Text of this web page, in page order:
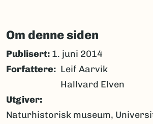
Om denne siden
Publisert: 1. juni 2014
Forfattere
Leif Aarvik
Hallvard Elven
Utgiver
Naturhistorisk museum,